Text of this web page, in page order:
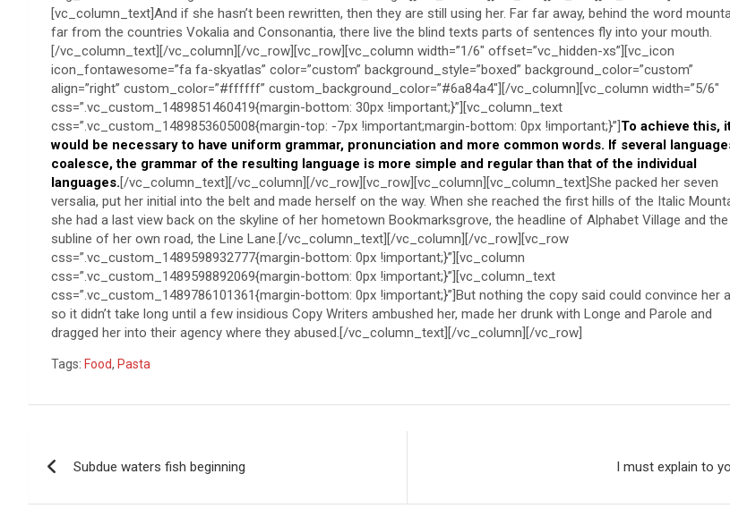
[vc_column_text]And if she hasn’t been rewritten, then they are still using her. Far far away, behind the word
far from the countries Vokalia and Consonantia, there live the blind texts parts of sentences fly into your mouth.
[/vc_column_text][/vc_column][/vc_row][vc_row][vc_column width=”1/6″ offset=”vc_hidden-xs”][vc_icon
icon_fontawesome=”fa fa-skyatlas” color=”custom” background_style=”boxed” background_color=”custom”
align=”right” custom_color=”#ffffff” custom_background_color=”#6a84a4″][/vc_column][vc_column width=”5/6″
css=”.vc_custom_1489851460419{margin-bottom: 30px !important;}”][vc_column_text
css=”.vc_custom_1489853605008{margin-top: -7px !important;margin-bottom: 0px !important;}”]To achieve this,
would be necessary to have uniform grammar, pronunciation and more common words. If several
coalesce, the grammar of the resulting language is more simple and regular than that of the individual
languages.[/vc_column_text][/vc_column][/vc_row][vc_row][vc_column][vc_column_text]She packed her seven
versalia, put her initial into the belt and made herself on the way. When she reached the first hills of the Italic
she had a last view back on the skyline of her hometown Bookmarksgrove, the headline of Alphabet Village and the
subline of her own road, the Line Lane.[/vc_column_text][/vc_column][/vc_row][vc_row
css=”.vc_custom_1489598932777{margin-bottom: 0px !important;}”][vc_column
css=”.vc_custom_1489598892069{margin-bottom: 0px !important;}”][vc_column_text
css=”.vc_custom_1489786101361{margin-bottom: 0px !important;}”]But nothing the copy said could convince her
so it didn’t take long until a few insidious Copy Writers ambushed her, made her drunk with Longe and Parole and
dragged her into their agency where they abused.[/vc_column_text][/vc_column][/vc_row]
Tags: Food, Pasta
navigation
Subdue waters fish beginning I must explain to